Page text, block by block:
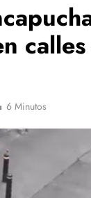
6 Minutos